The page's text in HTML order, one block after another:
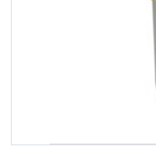
RACCORD PE
TUBE LAITON ET
KIT FIXATION
Soupape différentielle
Vanne de Température
TUBAGE
EQUIPEMENT
COMMUNICATION
COLLIER ET
GAINE
TRAPPE
VOTRE SOLUTION